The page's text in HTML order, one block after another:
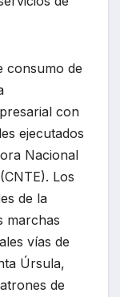
consumo de
con
ejecutados
Nacional
Los
de la
marchas
vías de
Úrsula,
de